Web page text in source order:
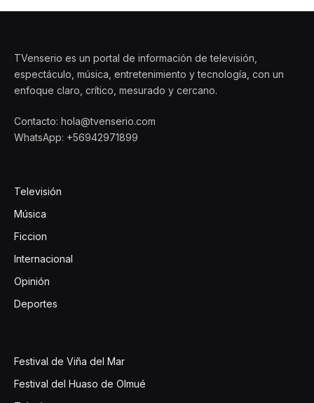
TVenserio es un portal de información de televisión,
espectáculo, música, entretenimiento y tecnología, con un
enfoque claro, crítico, mesurado y cercano.
Contacto: hola@tvenserio.com
WhatsApp: +56942971899
Televisión
Música
Ficcion
Internacional
Opinión
Deportes
Festival de Viña del Mar
Festival del Huaso de Olmué